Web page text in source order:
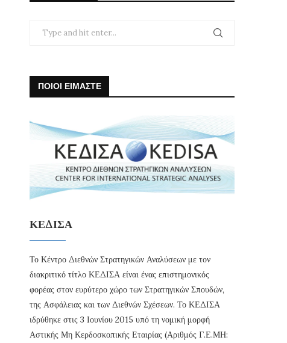
ΠΟΙΟΙ ΕΙΜΑΣΤΕ
ΚΕΔΙΣΑ
Το Κέντρο Διεθνών Στρατηγικών Αναλύσεων με τον
διακριτικό τίτλο ΚΕΔΙΣΑ είναι ένας επιστημονικός
φορέας στον ευρύτερο χώρο των Στρατηγικών Σπουδών,
της Ασφάλειας και των Διεθνών Σχέσεων. Το ΚΕΔΙΣΑ
ιδρύθηκε στις 3 Ιουνίου 2015 υπό τη νομική μορφή
Αστικής Μη Κερδοσκοπικής Εταιρίας (Αριθμός Γ.Ε.ΜΗ: